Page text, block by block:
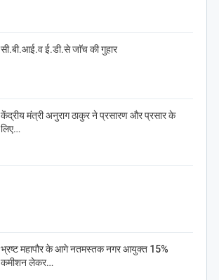
सी.बी.आई.व ई.डी.से जाॅच की गुहार
केंद्रीय मंत्री अनुराग ठाकुर ने प्रसारण और प्रसार के
लिए…
भ्रष्ट महापौर के आगे नतमस्तक नगर आयुक्त 15%
कमीशन लेकर…